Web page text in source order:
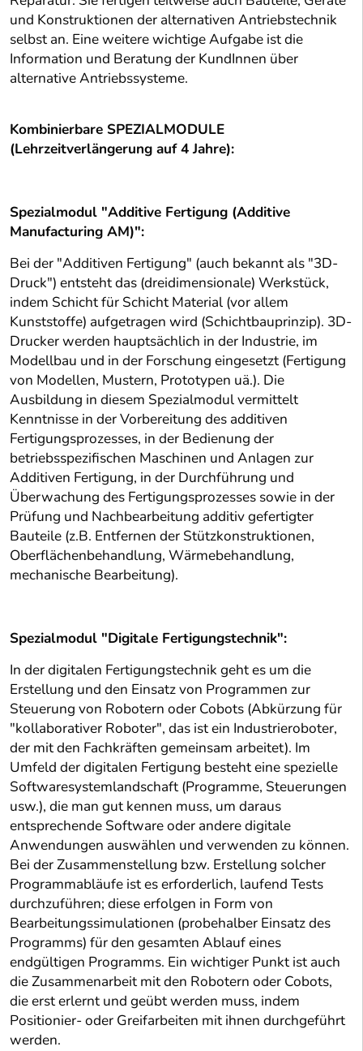
und Konstruktionen der alternativen Antriebstechnik
selbst an. Eine weitere wichtige Aufgabe ist die
Information und Beratung der KundInnen über
alternative Antriebssysteme.
Kombinierbare SPEZIALMODULE
(Lehrzeitverlängerung auf 4 Jahre):
Spezialmodul "Additive Fertigung (Additive
Manufacturing AM)":
Bei der "Additiven Fertigung" (auch bekannt als "3D-
Druck") entsteht das (dreidimensionale) Werkstück,
indem Schicht für Schicht Material (vor allem
Kunststoffe) aufgetragen wird (Schichtbauprinzip). 3D-
Drucker werden hauptsächlich in der Industrie, im
Modellbau und in der Forschung eingesetzt (Fertigung
von Modellen, Mustern, Prototypen uä.). Die
Ausbildung in diesem Spezialmodul vermittelt
Kenntnisse in der Vorbereitung des additiven
Fertigungsprozesses, in der Bedienung der
betriebsspezifischen Maschinen und Anlagen zur
Additiven Fertigung, in der Durchführung und
Überwachung des Fertigungsprozesses sowie in der
Prüfung und Nachbearbeitung additiv gefertigter
Bauteile (z.B. Entfernen der Stützkonstruktionen,
Oberflächenbehandlung, Wärmebehandlung,
mechanische Bearbeitung).
Spezialmodul "Digitale Fertigungstechnik":
In der digitalen Fertigungstechnik geht es um die
Erstellung und den Einsatz von Programmen zur
Steuerung von Robotern oder Cobots (Abkürzung für
"kollaborativer Roboter", das ist ein Industrieroboter,
der mit den Fachkräften gemeinsam arbeitet). Im
Umfeld der digitalen Fertigung besteht eine spezielle
Softwaresystemlandschaft (Programme, Steuerungen
usw.), die man gut kennen muss, um daraus
entsprechende Software oder andere digitale
Anwendungen auswählen und verwenden zu können.
Bei der Zusammenstellung bzw. Erstellung solcher
Programmabläufe ist es erforderlich, laufend Tests
durchzuführen; diese erfolgen in Form von
Bearbeitungssimulationen (probehalber Einsatz des
Programms) für den gesamten Ablauf eines
endgültigen Programms. Ein wichtiger Punkt ist auch
die Zusammenarbeit mit den Robotern oder Cobots,
die erst erlernt und geübt werden muss, indem
Positionier- oder Greifarbeiten mit ihnen durchgeführt
werden.